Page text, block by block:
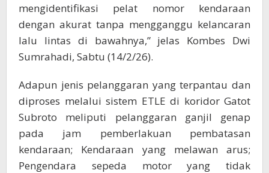
mengidentifikasi pelat nomor kendaraan
dengan akurat tanpa mengganggu kelancaran
lalu lintas di bawahnya,” jelas Kombes Dwi
Sumrahadi, Sabtu (14/2/26).
Adapun jenis pelanggaran yang terpantau dan
diproses melalui sistem ETLE di koridor Gatot
Subroto meliputi pelanggaran ganjil genap
pada jam pemberlakuan pembatasan
kendaraan; Kendaraan yang melawan arus;
Pengendara sepeda motor yang tidak